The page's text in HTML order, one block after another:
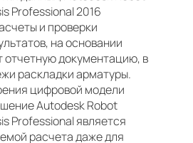
Professional 2016
и проверки
на основании
отчетную документацию, в
раскладки арматуры.
цифровой модели
Autodesk Robot
Professional является
расчета даже для